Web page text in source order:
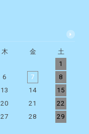
木 金
土
1
6 7
8
13 14
15
20 21
22
27 28
29